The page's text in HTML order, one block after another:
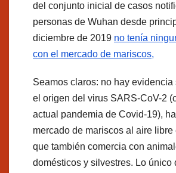
del conjunto inicial de casos
personas de Wuhan desde
diciembre de 2019 no tenía
con el mercado de mariscos,
Seamos claros: no hay
el origen del virus SARS-CoV-2
actual pandemia de Covid-19),
mercado de mariscos al aire libre
que también comercia con
domésticos y silvestres. Lo único